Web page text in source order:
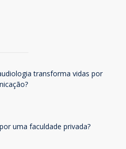
transforma vidas por
uma faculdade privada?